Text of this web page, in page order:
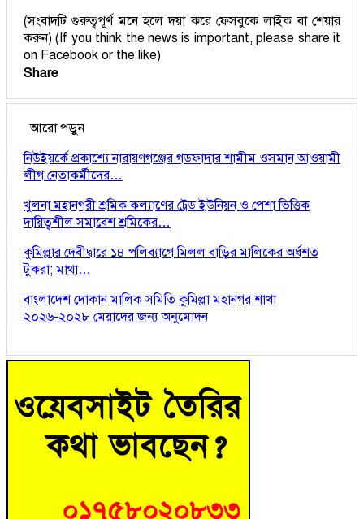
(সংবাদটি গুরুত্বপূর্ণ মনে হলে দয়া করে ফেসবুকে লাইক বা শেয়ার
করুন) (If you think the news is important, please share it
on Facebook or the like)
Share
আরো পড়ুন
নিউইয়র্কে প্রকাশ্যে নারায়ণগঞ্জের গডফাদার শামীম ওসমান আওয়ামী
লীগ নেতাকর্মীদের…
খুলনা মহানগরী শ্রমিক কল্যাণের ট্রেড ইউনিয়ন ও পেশা ভিত্তিক
দায়িত্বশীল সমাবেশ শ্রমিকের…
কুমিল্লার দেবীদ্বারে ১৪ পলিব‍্যাগে মিলল বাড়ির মালিকের অর্ধশত
টুকরা; মাথা…
বাংলাদেশ দোকান মালিক সমিতি কুমিল্লা মহানগর শাখা
২০২৬-২০২৮ মেয়াদের জন্য অনুমোদন